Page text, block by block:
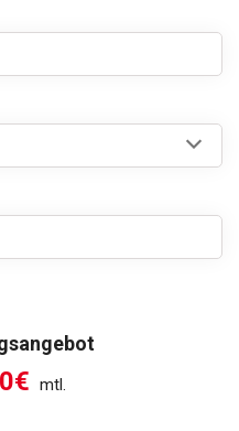
mtl.